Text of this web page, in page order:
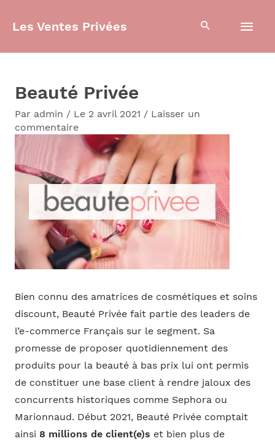
Les Ventes Privées
Beauté Privée
Par admin / Le 2 avril 2021 / Laisser un
commentaire
Bien connu des amatrices de cosmétiques et soins
discount, Beauté Privée fait partie des leaders de
l’e-commerce Français sur le segment. Sa
promesse de proposer quotidiennement des
produits pour la beauté à bas prix lui ont permis
de constituer une base client à rendre jaloux des
concurrents historiques comme Sephora ou
Marionnaud. Début 2021, Beauté Privée comptait
ainsi 8 millions de client(e)s et bien plus de